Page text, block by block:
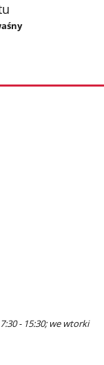
- 15:30; we wtorki